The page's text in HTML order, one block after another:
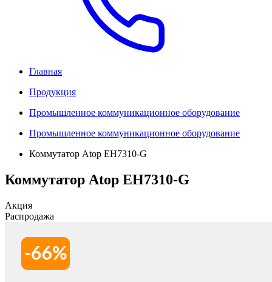
Главная
Продукция
Промышленное коммуникационное оборудование
Промышленное коммуникационное оборудование
Коммутатор Atop EH7310-G
Коммутатор Atop EH7310-G
Акция
Распродажа